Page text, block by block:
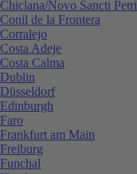
Chiclana/Novo Sancti Petri
Conil de la Frontera
Corralejo
Costa Adeje
Costa Calma
Dublin
Düsseldorf
Edinburgh
Faro
Frankfurt am Main
Freiburg
Funchal